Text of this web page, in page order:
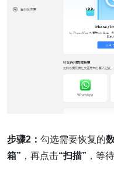
步骤2： 勾选需要恢复的
箱” ，再点击“扫描” ，等